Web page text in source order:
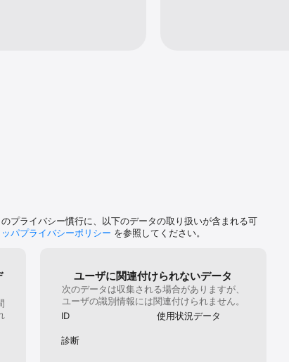
プライバシー慣行に、以下のデータの取り扱いが含まれる可
パプライバシーポリシー を参照してください。
ユーザに関連付けられないデータ
次のデータは収集される場合がありますが、
ユーザの識別情報には関連付けられません。
ID
使用状況データ
診断